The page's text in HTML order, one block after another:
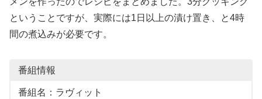
ということですが、実際には1日以上の漬け置き、と4時
間の煮込みが必要です。
番組情報
番組名：ラヴィット